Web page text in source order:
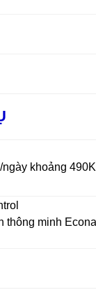
ngày khoảng
thông minh